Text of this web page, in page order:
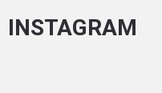
INSTAGRAM